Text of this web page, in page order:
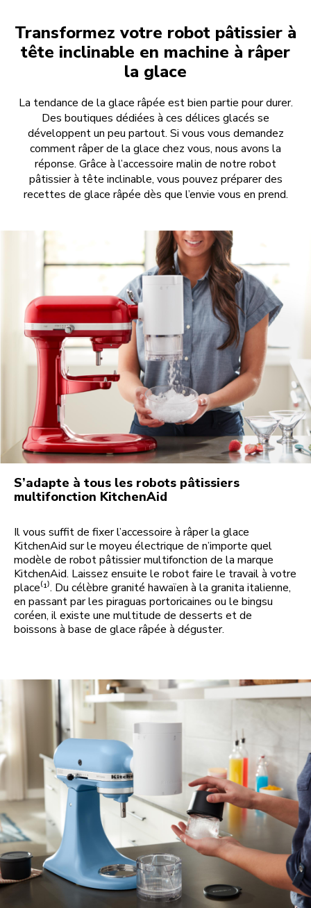
Transformez votre robot pâtissier à
tête inclinable en machine à râper
la glace
La tendance de la glace râpée est bien partie pour durer.
Des boutiques dédiées à ces délices glacés se
développent un peu partout. Si vous vous demandez
comment râper de la glace chez vous, nous avons la
réponse. Grâce à l’accessoire malin de notre robot
pâtissier à tête inclinable, vous pouvez préparer des
recettes de glace râpée dès que l’envie vous en prend.
S’adapte à tous les robots pâtissiers
multifonction KitchenAid
Il vous suffit de fixer l’accessoire à râper la glace
KitchenAid sur le moyeu électrique de n’importe quel
modèle de robot pâtissier multifonction de la marque
KitchenAid. Laissez ensuite le robot faire le travail à votre
place⁽¹⁾. Du célèbre granité hawaïen à la granita italienne,
en passant par les piraguas portoricaines ou le bingsu
coréen, il existe une multitude de desserts et de
boissons à base de glace râpée à déguster.